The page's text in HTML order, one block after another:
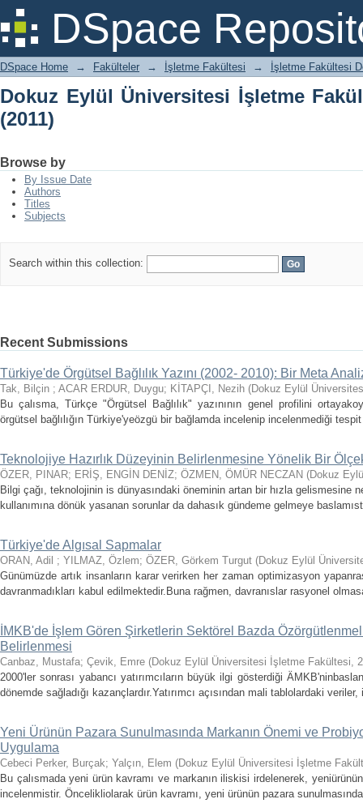
DSpace
Dokuz Eylül Üniversitesi İşletme
DSpace Home → Fakülteler → İşletme Fakültesi → İşletme Fakültesi
Dokuz Eylül Üniversitesi İşletme
(2011)
Browse by
By Issue Date
Authors
Titles
Subjects
Search within this collection:
Recent Submissions
Türkiye'de Örgütsel Bağlılık Yazını (2002- 2010): Bir Meta
Tak, Bilçin ; ACAR ERDUR, Duygu; KİTAPÇI, Nezih (Dokuz Eylül
Bu çalısma, Türkçe "Örgütsel Bağlılık" yazınının genel profilini
örgütsel bağlılığın Türkiye'yeözgü bir bağlamda incelenip incelenmediği
Teknolojiye Hazırlık Düzeyinin Belirlenmesine Yönelik Bir
ÖZER, PINAR; ERİŞ, ENGİN DENİZ; ÖZMEN, ÖMÜR NECZAN (Dokuz
Bilgi çağı, teknolojinin is dünyasındaki öneminin artan bir hızla gelismesine
kullanımına dönük yasanan sorunlar da dahasık gündeme gelmeye
Türkiye'de Algısal Sapmalar
ORAN, Adil ; YILMAZ, Özlem; ÖZER, Görkem Turgut (Dokuz Eylül
Günümüzde artık insanların karar verirken her zaman optimizasyon
davranmadıkları kabul edilmektedir.Buna rağmen, davranıslar rasyonel
İMKB'de İşlem Gören Şirketlerin Sektörel Bazda
Belirlenmesi
Canbaz, Mustafa; Çevik, Emre (Dokuz Eylül Üniversitesi İşletme Fakültesi,
2000'ler sonrası yabancı yatırımcıların büyük ilgi gösterdiği
dönemde sağladığı kazançlardır.Yatırımcı açısından mali tablolardaki
Yeni Ürünün Pazara Sunulmasında Markanın Önemi ve
Uygulama
Cebeci Perker, Burçak; Yalçın, Elem (Dokuz Eylül Üniversitesi İşletme
Bu çalısmada yeni ürün kavramı ve markanın iliskisi irdelenerek,
incelenmistir. Öncelikliolarak ürün kavramı, yeni ürünün pazara